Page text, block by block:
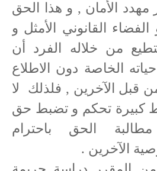
مهدد الأمان , و هذا الحق
القانوني الأمثل و
من خلاله الفرد أن
الخاصة دون الاطلاع
قبل الآخرين , فلذلك
لا
كبيرة تحكم و تضبط حق
الحق باحترام
الآخرين .